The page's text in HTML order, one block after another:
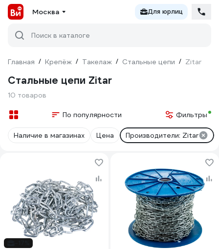
Москва Для юрлиц
Поиск в каталоге
Главная / Крепёж / Такелаж / Стальные цепи / Zitar
Стальные цепи Zitar
10 товаров
По популярности Фильтры
Наличие в магазинах Цена Производители: Zitar